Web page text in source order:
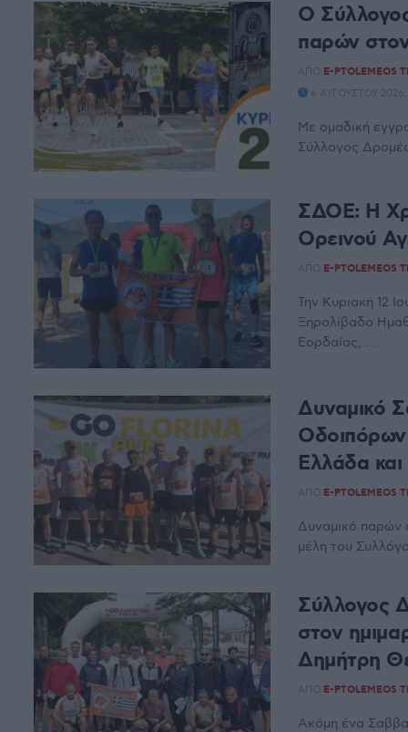
Ο
παρών
ΑΠΌ E-PTOLEMEOS
6 ΑΥΓΟΎΣΤΟΥ
Με ομαδική
Σύλλογος
ΣΔΟΕ: Η
Ορεινού
ΑΠΌ E-PTOLEMEOS
Την Κυριακή 12
Ξηρολίβαδο
Εορδαίας, ...
Δυναμικό
Ελλάδα
ΑΠΌ E-PTOLEMEOS
Δυναμικό παρών
μέλη του
Σύλλογος
στον
Δημήτρη
ΑΠΌ E-PTOLEMEOS
Ακόμη ένα